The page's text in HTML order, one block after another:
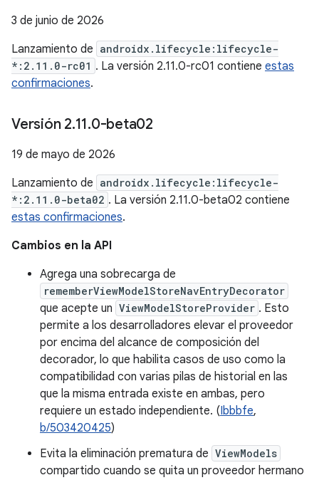
3 de junio de 2026
Lanzamiento de androidx.lifecycle:lifecycle-
*:2.11.0-rc01 . La versión 2.11.0-rc01 contiene estas
confirmaciones.
Versión 2.11.0-beta02
19 de mayo de 2026
Lanzamiento de androidx.lifecycle:lifecycle-
*:2.11.0-beta02 . La versión 2.11.0-beta02 contiene
estas confirmaciones.
Cambios en la API
Agrega una sobrecarga de
rememberViewModelStoreNavEntryDecorator
que acepte un ViewModelStoreProvider . Esto
permite a los desarrolladores elevar el proveedor
por encima del alcance de composición del
decorador, lo que habilita casos de uso como la
compatibilidad con varias pilas de historial en las
que la misma entrada existe en ambas, pero
requiere un estado independiente. (Ibbbfe,
b/503420425)
Evita la eliminación prematura de ViewModels
compartido cuando se quita un proveedor hermano